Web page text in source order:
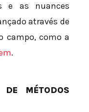
e as nuances
através de
campo, como a
.
DE MÉTODOS